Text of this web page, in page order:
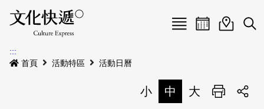
Menu
最新公告
活動日曆活動地圖
展
:::
首頁
活動特區 活動日曆
小 中 大 列印